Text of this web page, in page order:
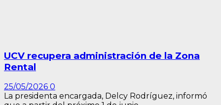
UCV recupera administración de la Zona
Rental
25/05/2026 0
La presidenta encargada, Delcy Rodríguez, informó